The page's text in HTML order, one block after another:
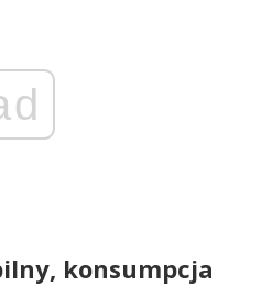
konsumpcja